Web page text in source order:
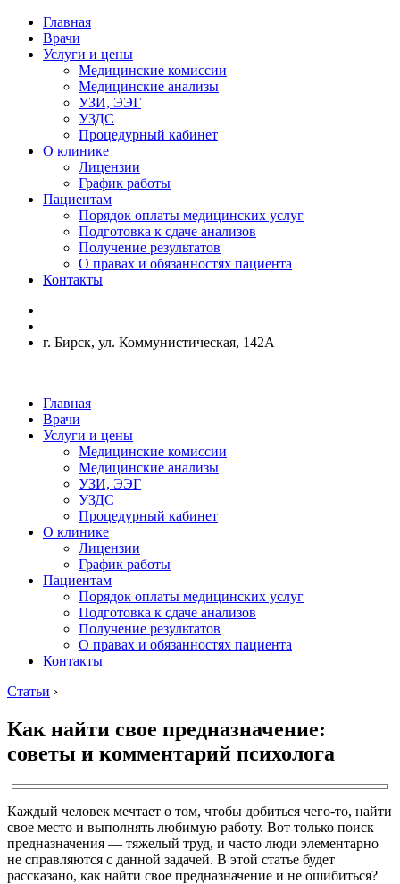
Главная
Врачи
Услуги и цены
Медицинские комиссии
Медицинские анализы
УЗИ, ЭЭГ
УЗДС
Процедурный кабинет
О клинике
Лицензии
График работы
Пациентам
Порядок оплаты медицинских услуг
Подготовка к сдаче анализов
Получение результатов
О правах и обязанностях пациента
Контакты
г. Бирск, ул. Коммунистическая, 142А
Главная
Врачи
Услуги и цены
Медицинские комиссии
Медицинские анализы
УЗИ, ЭЭГ
УЗДС
Процедурный кабинет
О клинике
Лицензии
График работы
Пациентам
Порядок оплаты медицинских услуг
Подготовка к сдаче анализов
Получение результатов
О правах и обязанностях пациента
Контакты
Статьи ›
Как найти свое предназначение:
советы и комментарий психолога
Каждый человек мечтает о том, чтобы добиться чего-то, найти
свое место и выполнять любимую работу. Вот только поиск
предназначения — тяжелый труд, и часто люди элементарно
не справляются с данной задачей. В этой статье будет
рассказано, как найти свое предназначение и не ошибиться?